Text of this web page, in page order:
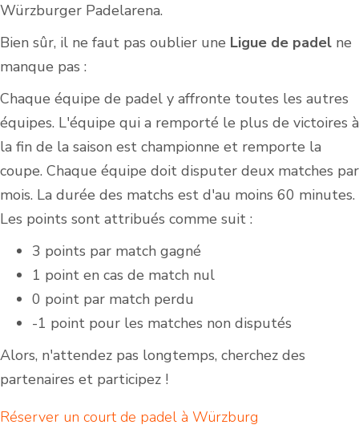
Würzburger Padelarena.
Bien sûr, il ne faut pas oublier une Ligue de padel ne
manque pas :
Chaque équipe de padel y affronte toutes les autres
équipes. L'équipe qui a remporté le plus de victoires à
la fin de la saison est championne et remporte la
coupe. Chaque équipe doit disputer deux matches par
mois. La durée des matchs est d'au moins 60 minutes.
Les points sont attribués comme suit :
3 points par match gagné
1 point en cas de match nul
0 point par match perdu
-1 point pour les matches non disputés
Alors, n'attendez pas longtemps, cherchez des
partenaires et participez !
Réserver un court de padel à Würzburg